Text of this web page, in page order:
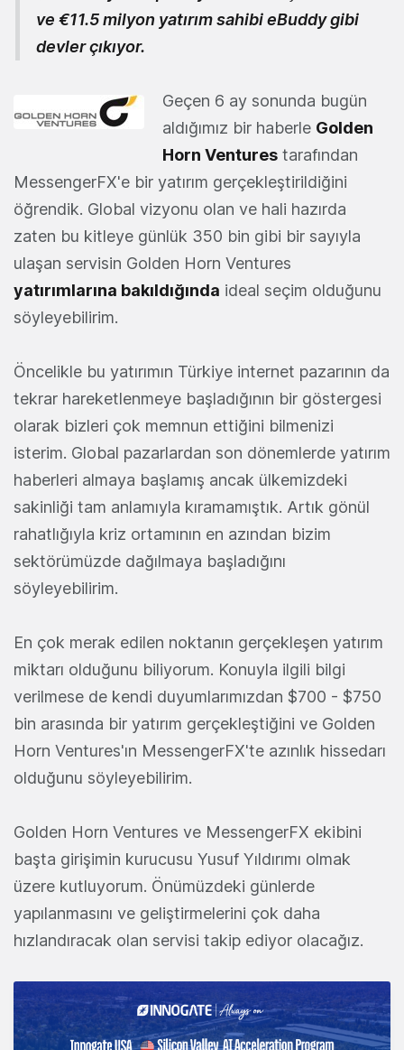
ve €11.5 milyon yatırım sahibieBuddygibi
devler çıkıyor.
Geçen 6 ay sonunda bugün
aldığımız bir haberle Golden
Horn Ventures tarafından
MessengerFX'e bir yatırım gerçekleştirildiğini
öğrendik. Global vizyonu olan ve hali hazırda
zaten bu kitleye günlük 350 bin gibi bir sayıyla
ulaşan servisin Golden Horn Ventures
yatırımlarına bakıldığında ideal seçim olduğunu
söyleyebilirim.
Öncelikle bu yatırımın Türkiye internet pazarının da
tekrar hareketlenmeye başladığının bir göstergesi
olarak bizleri çok memnun ettiğini bilmenizi
isterim. Global pazarlardan son dönemlerde yatırım
haberleri almaya başlamış ancak ülkemizdeki
sakinliği tam anlamıyla kıramamıştık. Artık gönül
rahatlığıyla kriz ortamının en azından bizim
sektörümüzde dağılmaya başladığını
söyleyebilirim.
En çok merak edilen noktanın gerçekleşen yatırım
miktarı olduğunu biliyorum. Konuyla ilgili bilgi
verilmese de kendi duyumlarımızdan $700 - $750
bin arasında bir yatırım gerçekleştiğini ve Golden
Horn Ventures'ın MessengerFX'te azınlık hissedarı
olduğunu söyleyebilirim.
Golden Horn Ventures ve MessengerFX ekibini
başta girişimin kurucusu Yusuf Yıldırımı olmak
üzere kutluyorum. Önümüzdeki günlerde
yapılanmasını ve geliştirmelerini çok daha
hızlandıracak olan servisi takip ediyor olacağız.